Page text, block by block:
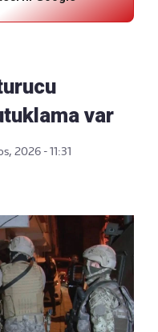
var
2026 - 11:31